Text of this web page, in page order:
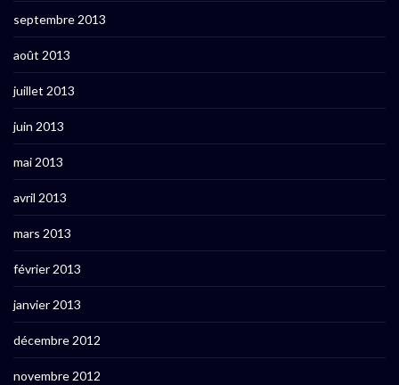
septembre 2013
août 2013
juillet 2013
juin 2013
mai 2013
avril 2013
mars 2013
février 2013
janvier 2013
décembre 2012
novembre 2012